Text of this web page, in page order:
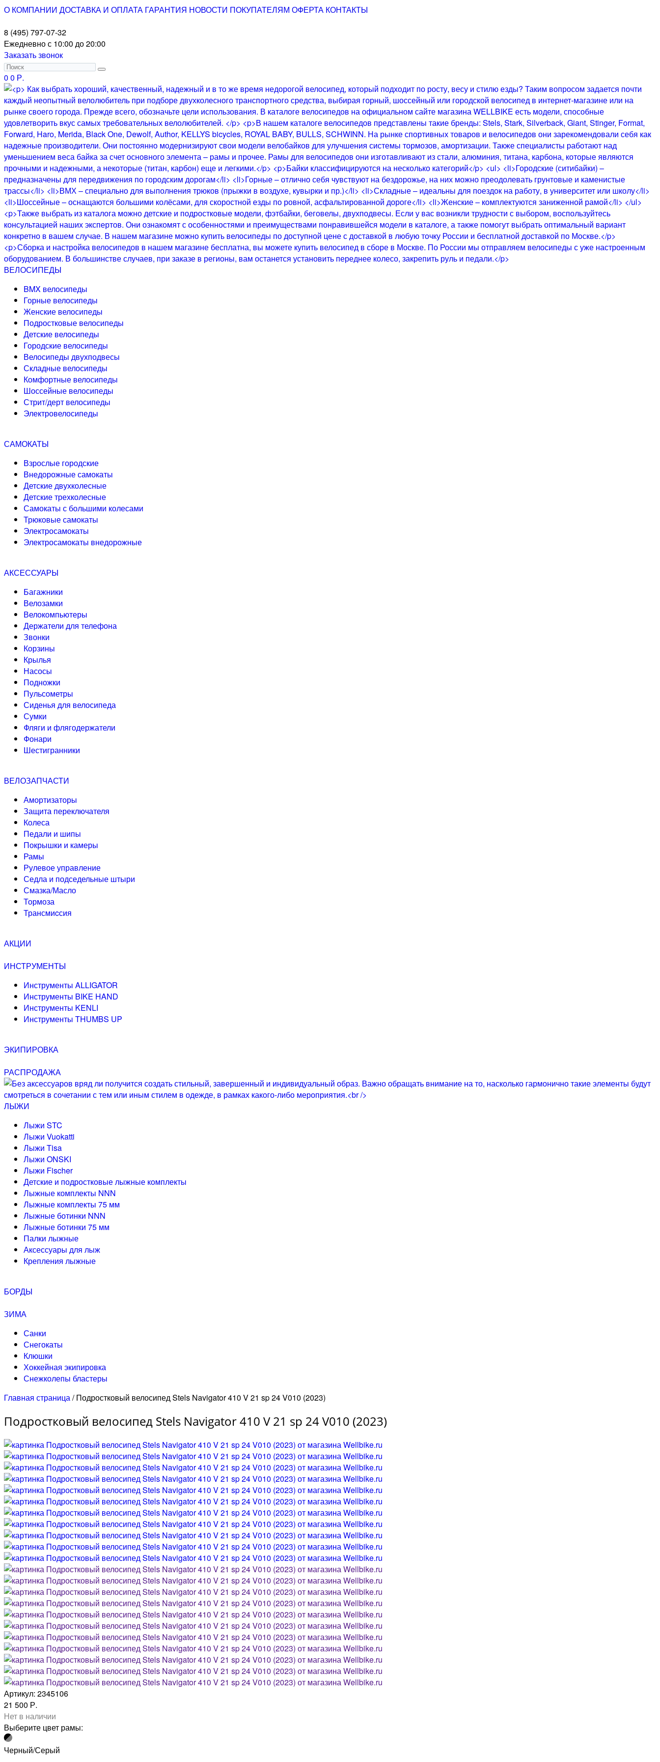
О КОМПАНИИ ДОСТАВКА И ОПЛАТА ГАРАНТИЯ НОВОСТИ ПОКУПАТЕЛЯМ ОФЕРТА КОНТАКТЫ
8 (495) 797-07-32
Ежедневно с 10:00 до 20:00
Заказать звонок
0 0 Р.
ВЕЛОСИПЕДЫ
BMX велосипеды
Горные велосипеды
Женские велосипеды
Подростковые велосипеды
Детские велосипеды
Городские велосипеды
Велосипеды двухподвесы
Складные велосипеды
Комфортные велосипеды
Шоссейные велосипеды
Стрит/дерт велосипеды
Электровелосипеды
САМОКАТЫ
Взрослые городские
Внедорожные самокаты
Детские двухколесные
Детские трехколесные
Самокаты с большими колесами
Трюковые самокаты
Электросамокаты
Электросамокаты внедорожные
АКСЕССУАРЫ
Багажники
Велозамки
Велокомпьютеры
Держатели для телефона
Звонки
Корзины
Крылья
Насосы
Подножки
Пульсометры
Сиденья для велосипеда
Сумки
Фляги и флягодержатели
Фонари
Шестигранники
ВЕЛОЗАПЧАСТИ
Амортизаторы
Защита переключателя
Колеса
Педали и шипы
Покрышки и камеры
Рамы
Рулевое управление
Седла и подседельные штыри
Смазка/Масло
Тормоза
Трансмиcсия
АКЦИИ
ИНСТРУМЕНТЫ
Инструменты ALLIGATOR
Инструменты BIKE HAND
Инструменты KENLI
Инструменты THUMBS UP
ЭКИПИРОВКА
РАСПРОДАЖА
ЛЫЖИ
Лыжи STC
Лыжи Vuokatti
Лыжи Tisa
Лыжи ONSKI
Лыжи Fischer
Детские и подростковые лыжные комплекты
Лыжные комплекты NNN
Лыжные комплекты 75 мм
Лыжные ботинки NNN
Лыжные ботинки 75 мм
Палки лыжные
Аксессуары для лыж
Крепления лыжные
БОРДЫ
ЗИМА
Санки
Снегокаты
Клюшки
Хоккейная экипировка
Снежколепы бластеры
Главная страница/ Подростковый велосипед Stels Navigator 410 V 21 sp 24 V010 (2023)
Подростковый велосипед Stels Navigator 410 V 21 sp 24 V010 (2023)
Артикул: 2345106
21 500 Р.
Нет в наличии
Выберите цвет рамы:
Черный/Серый